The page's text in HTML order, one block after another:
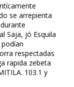
se arrepienta
Saja, jó Esquila
respectadas
rapida zebeta
103.1 y